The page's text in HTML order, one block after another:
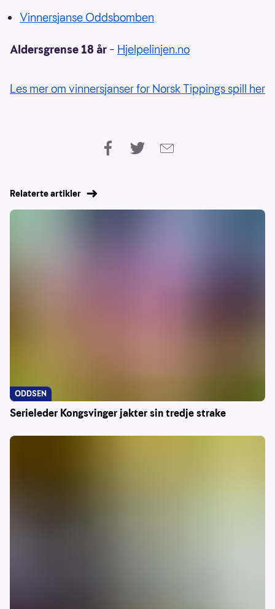
Vinnersjanse Oddsbomben
Aldersgrense 18 år – Hjelpelinjen.no
Les mer om vinnersjanser for Norsk Tippings spill her
Relaterte artikler
Serieleder Kongsvinger jakter sin tredje strake
ODDSEN